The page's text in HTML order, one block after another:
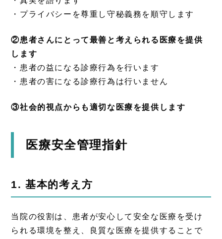
・プライバシーを尊重し守秘義務を順守します
②患者さんにとって最善と考えられる医療を提供
します
・患者の益になる診療行為を行います
・患者の害になる診療行為は行いません
③社会的視点からも適切な医療を提供します
医療安全管理指針
1. 基本的考え方
当院の役割は、患者が安心して安全な医療を受け
られる環境を整え、良質な医療を提供することで